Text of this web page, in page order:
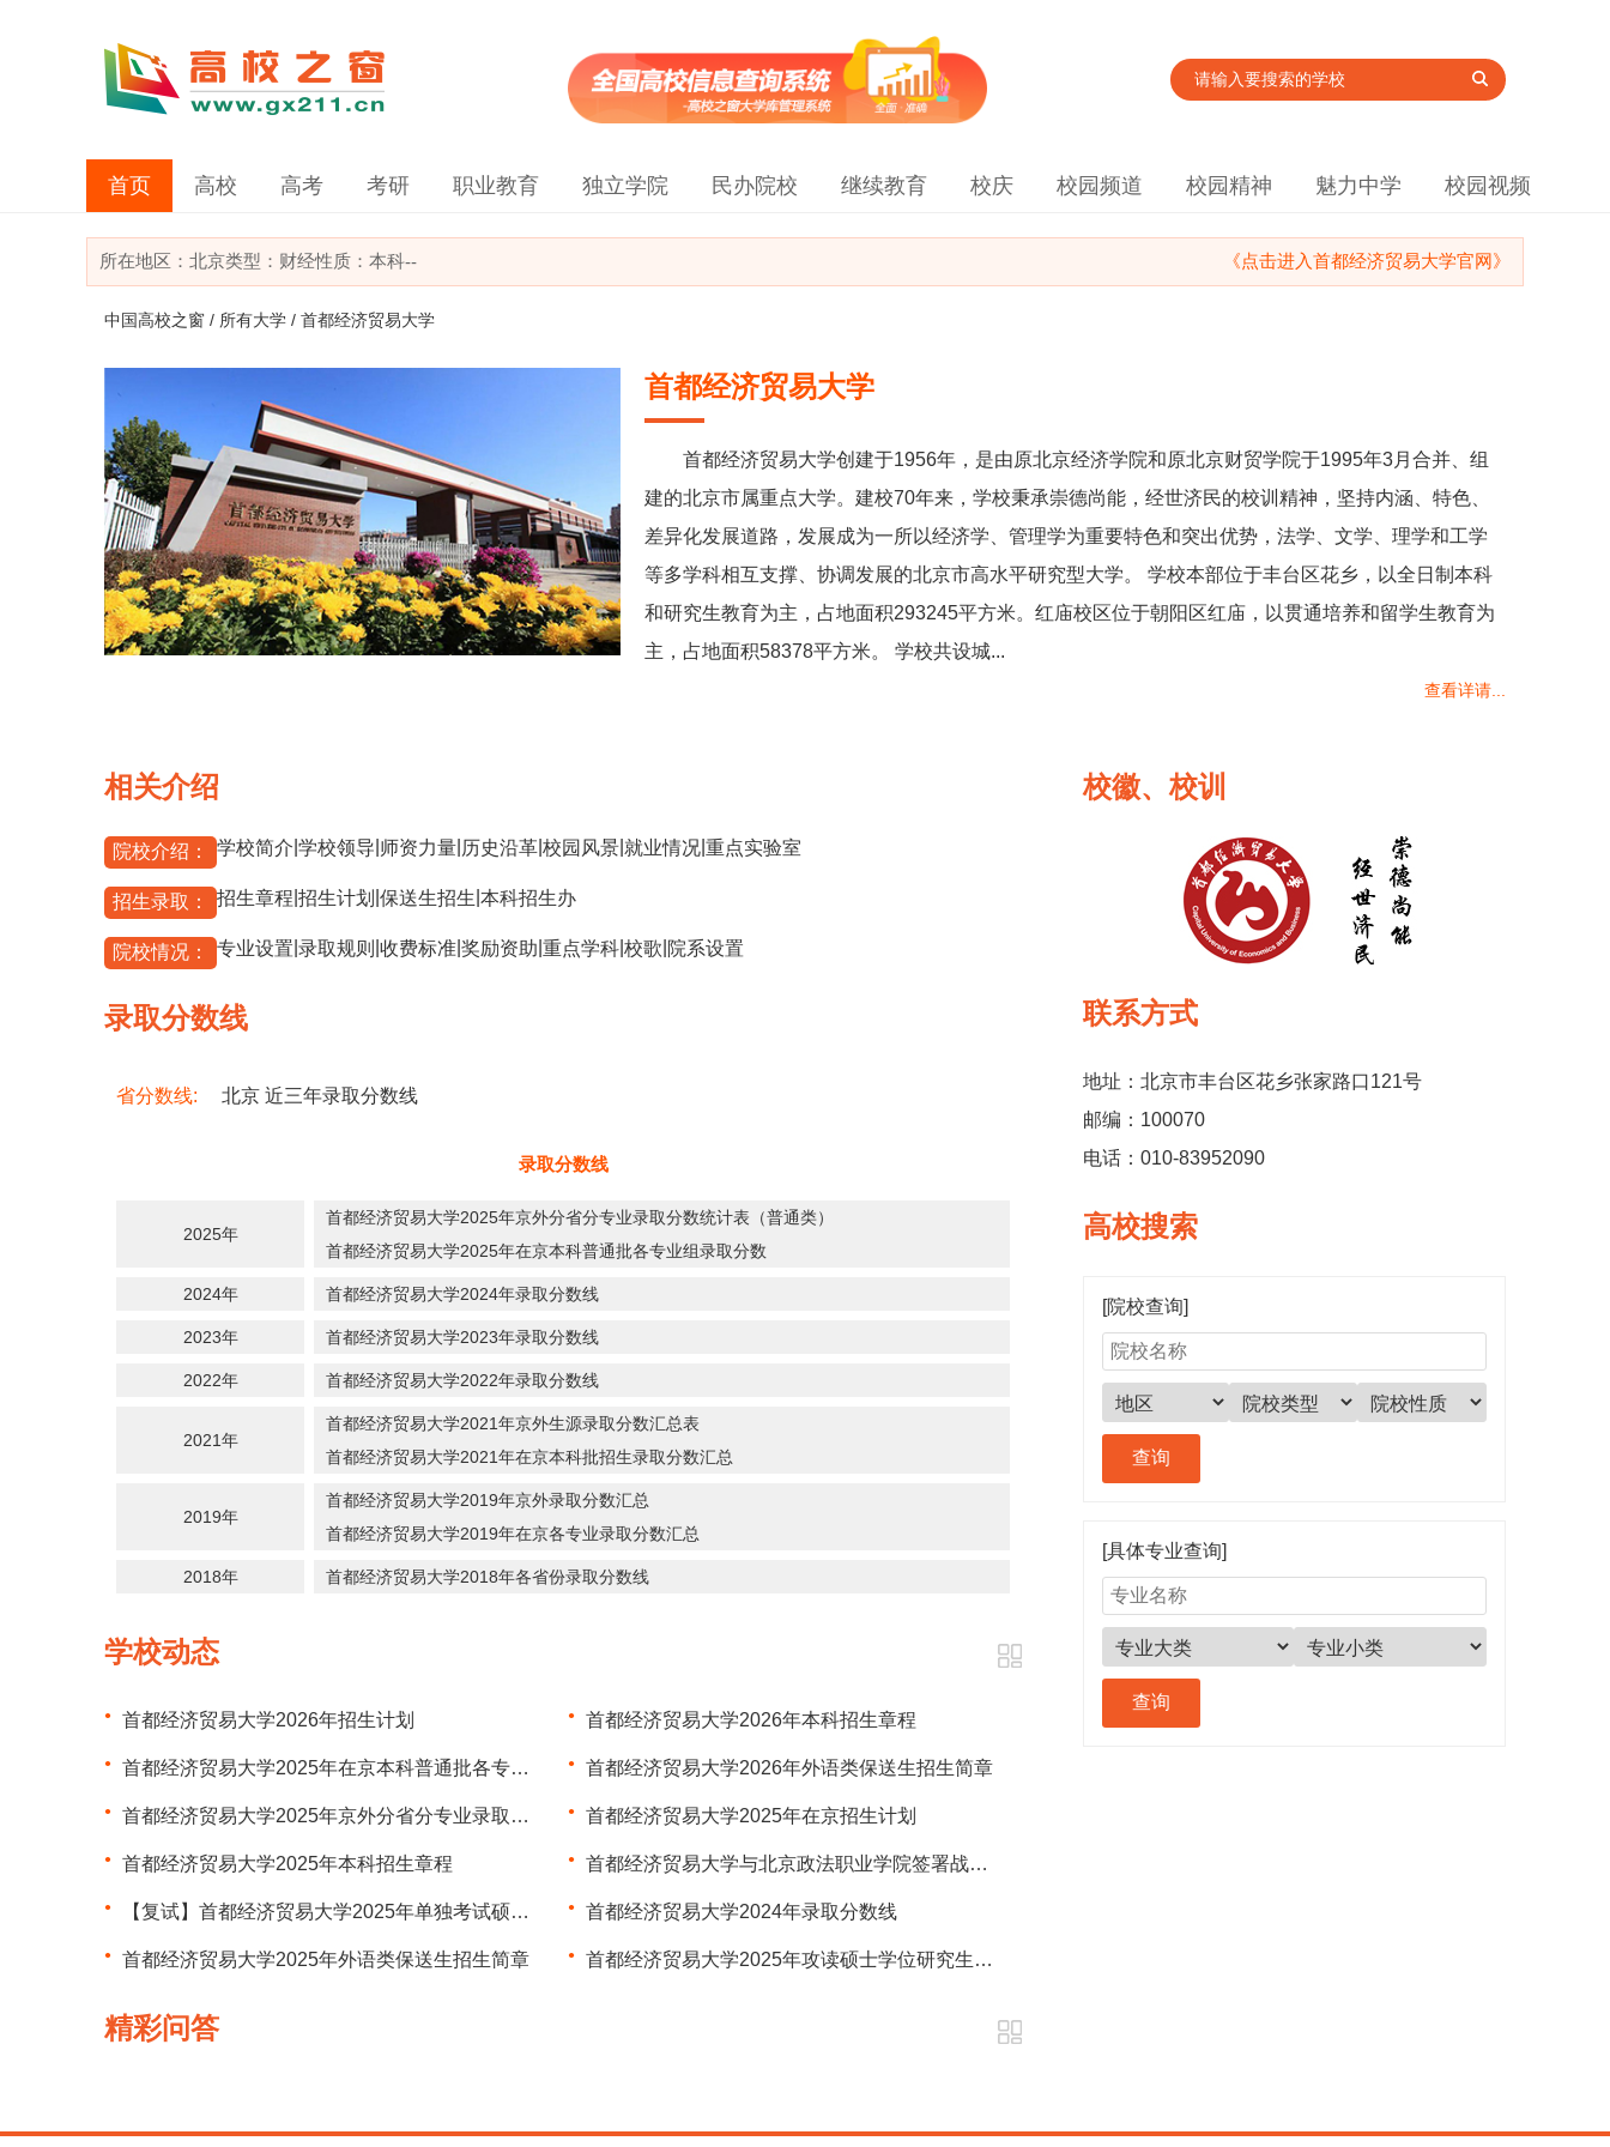
首页 高校 高考 考研 职业教育 独立学院 民办院校 继续教育 校庆 校园频道 校园精神 魅力中学 校园视频
所在地区： 北京类型： 财经性质：本科-- 《点击进入首都经济贸易大学官网》
中国高校之窗 / 所有大学 / 首都经济贸易大学
首都经济贸易大学
首都经济贸易大学创建于1956年，是由原北京经济学院和原北京财贸学院于1995年3月合并、组
建的北京市属重点大学。建校70年来，学校秉承崇德尚能，经世济民的校训精神，坚持内涵、特色、
差异化发展道路，发展成为一所以经济学、管理学为重要特色和突出优势，法学、文学、理学和工学
等多学科相互支撑、协调发展的北京市高水平研究型大学。 学校本部位于丰台区花乡，以全日制本科
和研究生教育为主，占地面积293245平方米。红庙校区位于朝阳区红庙，以贯通培养和留学生教育为
主，占地面积58378平方米。 学校共设城...
查看详请...
相关介绍
院校介绍： 学校简介 学校领导 师资力量 历史沿革 校园风景 就业情况 重点实验室
招生录取： 招生章程 招生计划 保送生招生 本科招生办
院校情况： 专业设置 录取规则 收费标准 奖励资助 重点学科 校歌 院系设置
录取分数线
省分数线: 北京 近三年录取分数线
录取分数线
2025年
首都经济贸易大学2025年京外分省分专业录取分数统计表（普通类）
首都经济贸易大学2025年在京本科普通批各专业组录取分数
2024年 首都经济贸易大学2024年录取分数线
2023年 首都经济贸易大学2023年录取分数线
2022年 首都经济贸易大学2022年录取分数线
2021年
首都经济贸易大学2021年京外生源录取分数汇总表
首都经济贸易大学2021年在京本科批招生录取分数汇总
2019年
首都经济贸易大学2019年京外录取分数汇总
首都经济贸易大学2019年在京各专业录取分数汇总
2018年 首都经济贸易大学2018年各省份录取分数线
学校动态
首都经济贸易大学2026年招生计划 首都经济贸易大学2026年本科招生章程
首都经济贸易大学2025年在京本科普通批各专业组录取分数 首都经济贸易大学2026年外语类保送生招生简章
首都经济贸易大学2025年京外分省分专业录取分数统计表（普通类） 首都经济贸易大学2025年在京招生计划
首都经济贸易大学2025年本科招生章程 首都经济贸易大学与北京政法职业学院签署战略合作协议
【复试】首都经济贸易大学2025年单独考试硕士研究生招生复试实施细则 首都经济贸易大学2024年录取分数线
首都经济贸易大学2025年外语类保送生招生简章 首都经济贸易大学2025年攻读硕士学位研究生招生简章
精彩问答
校徽、校训
联系方式
地址：北京市丰台区花乡张家路口121号
邮编：100070
电话：010-83952090
高校搜索
[院校查询]
[具体专业查询]